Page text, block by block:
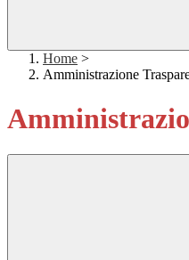
Home >
Amministrazione